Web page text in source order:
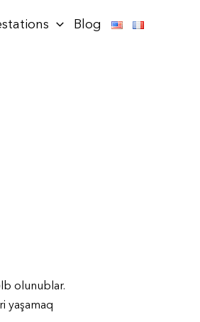
Blog
olunublar.
yaşamaq